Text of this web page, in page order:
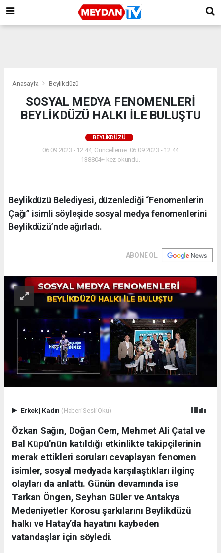
Anasayfa Beylikdüzü
SOSYAL MEDYA FENOMENLERİ
BEYLİKDÜZÜ HALKI İLE BULUŞTU
BEYLIKDÜZÜ
06.09.2023 - 12:44, Güncelleme: 06.09.2023 - 12:44
138804+ kez okundu.
Beylikdüzü Belediyesi, düzenlediği “Fenomenlerin
Çağı” isimli söyleşide sosyal medya fenomenlerini
Beylikdüzü’nde ağırladı.
ABONE OL
Erkek| Kadın (Haberi Sesli Oku)
Özkan Sağın, Doğan Cem, Mehmet Ali Çatal ve
Bal Küpü’nün katıldığı etkinlikte takipçilerinin
merak ettikleri soruları cevaplayan fenomen
isimler, sosyal medyada karşılaştıkları ilginç
olayları da anlattı. Günün devamında ise
Tarkan Öngen, Seyhan Güler ve Antakya
Medeniyetler Korosu şarkılarını Beylikdüzü
halkı ve Hatay’da hayatını kaybeden
vatandaşlar için söyledi.